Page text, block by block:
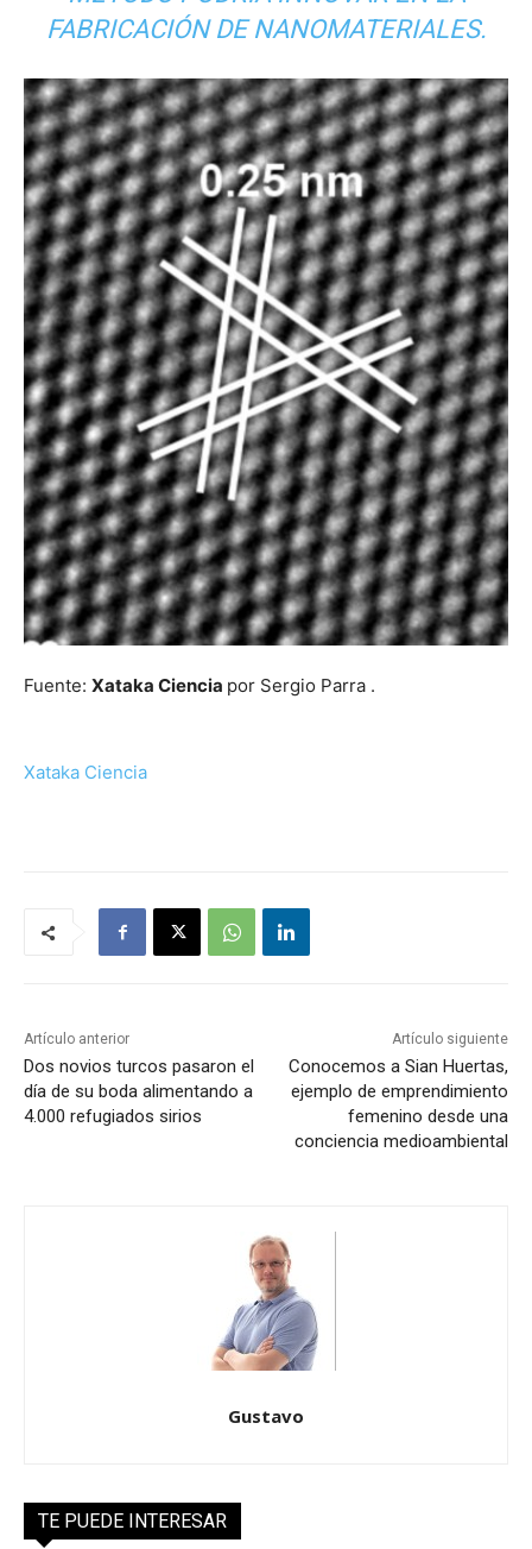
FABRICACIÓN DE NANOMATERIALES.
Fuente: Xataka Ciencia por Sergio Parra .
Xataka Ciencia
Artículo anterior
Dos novios turcos pasaron el
día de su boda alimentando a
4.000 refugiados sirios
Artículo siguiente
Conocemos a Sian Huertas,
ejemplo de emprendimiento
femenino desde una
conciencia medioambiental
Gustavo
TE PUEDE INTERESAR